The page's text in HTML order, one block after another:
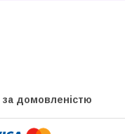
за домовленістю